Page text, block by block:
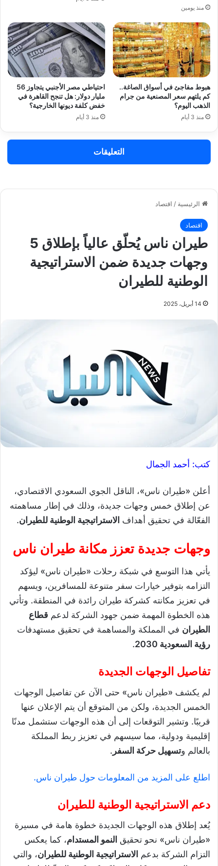
منذ يومين
هبوط مفاجئ في أسواق الصاغة..
كم يلتهم سعر المصنعية من جرام
الذهب اليوم؟
منذ 3 أيام
احتياطي مصر الأجنبي يتجاوز 56
مليار دولار: هل تنجح القاهرة في
خفض كلفة ديونها الخارجية؟
منذ 3 أيام
التعليقات